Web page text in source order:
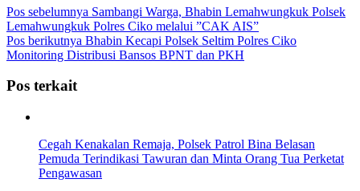
Pos sebelumnya Sambangi Warga, Bhabin Lemahwungkuk Polsek
Lemahwungkuk Polres Ciko melalui ”CAK AIS”
Pos berikutnya Bhabin Kecapi Polsek Seltim Polres Ciko
Monitoring Distribusi Bansos BPNT dan PKH
Pos terkait
Cegah Kenakalan Remaja, Polsek Patrol Bina Belasan
Pemuda Terindikasi Tawuran dan Minta Orang Tua Perketat
Pengawasan